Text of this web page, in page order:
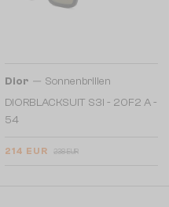
Dior — Sonnenbrillen
DIORBLACKSUIT S3I - 20F2 A -
54
214 EUR 238 EUR